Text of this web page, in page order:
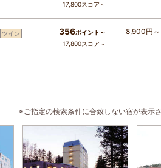
17,800スコア～
ツイン 356ポイント～
17,800スコア～
8,900円～
※ご指定の検索条件に合致しない宿が表示